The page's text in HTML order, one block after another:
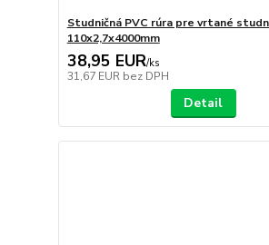
Studničná PVC rúra pre vrtané
110x2,7x4000mm
38,95 EUR/ks
31,67 EUR bez DPH
Detail